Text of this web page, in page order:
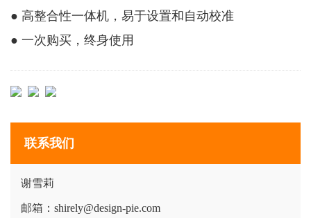
● 高整合性一体机，易于设置和自动校准
● 一次购买，终身使用
联系我们
谢雪莉
邮箱：shirely@design-pie.com